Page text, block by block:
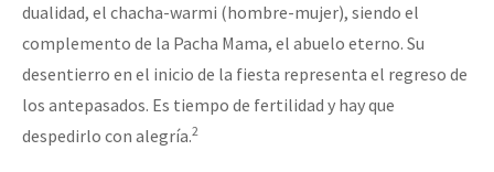
dualidad, el chacha-warmi (hombre-mujer), siendo el
complemento de la Pacha Mama, el abuelo eterno. Su
desentierro en el inicio de la fiesta representa el regreso de
los antepasados. Es tiempo de fertilidad y hay que
despedirlo con alegría.2